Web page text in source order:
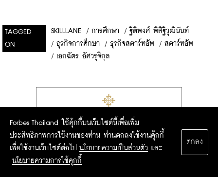
TAGGED
ON
SKILLLANE / การศึกษา / ฐิติพงศ์ พิสิฐิวุฒินันท์
/ ธุรกิจการศึกษา / ธุรกิจสตาร์ทอัพ / สตาร์ทอัพ
/ เอกฉัตร อัศวรุจิกุล
Forbes Thailand ใช้คุ้กกี้บนเว็บไซต์นี้เพื่อเพิ่ม
ประสิทธิภาพการใช้งานของท่าน ท่านตกลงใช้งานคุ้กกี้
เพื่อใช้งานเว็บไซต์ต่อไป นโยบายความเป็นส่วนตัว และ
นโยบายความการใช้คุกกี้
ตกลง